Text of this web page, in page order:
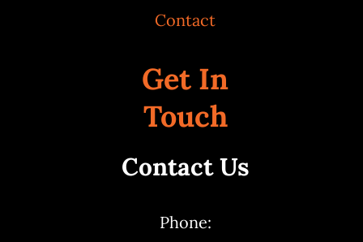
Contact
Get In
Touch
Contact Us
Phone: